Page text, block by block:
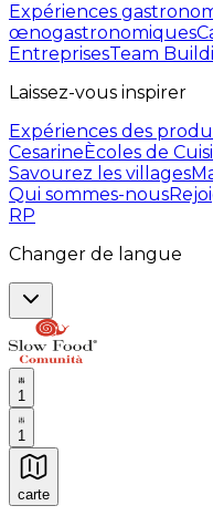
Expériences
œnogastronomiques
EntreprisesTeam
Laissez-vous inspirer
Expériences des
CesarineÈcoles de
Savourez les villages
Qui sommes-nous
RP
Changer de langue
1
1
carte